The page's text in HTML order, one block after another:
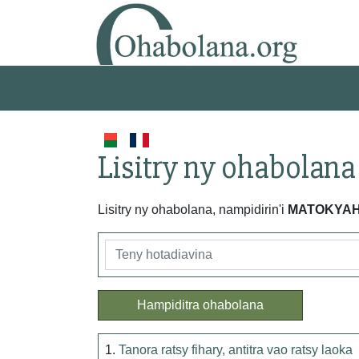
Lisitry ny ohabolana
Lisitry ny ohabolana, nampidirin'i MATOKYAH
Hampiditra ohabolana
1. Tanora ratsy fihary, antitra vao ratsy laoka